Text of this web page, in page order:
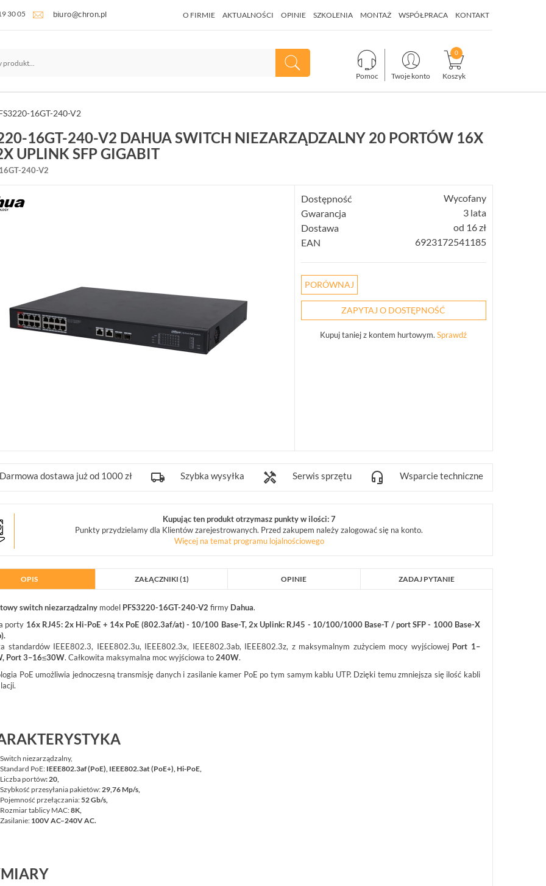
30 05 O FIRMIE AKTUALNOŚCI OPINIE SZKOLENIA MONTAŻ WSPÓŁPRACA KONTAKT
Pomoc Twoje konto Koszyk
16GT-240-V2
GIGABIT,...
BCS-P-NVR0801-4K(3)
16GT-240-V2 DAHUA SWITCH NIEZARZĄDZALNY 20 PORTÓW 16X
UPLINK SFP GIGABIT
240-V2
Dostępność
Wycofany
Gwarancja
3 lata
Dostawa
od 16 zł
EAN
6923172541185
PORÓWNAJ
ZAPYTAJ O DOSTĘPNOŚĆ
Kupuj taniej z kontem hurtowym.Sprawdź
Darmowa dostawa już od 1000 zł Szybka wysyłka Serwis sprzętu Wsparcie techniczne
Kupując ten produkt otrzymasz punkty w ilości: 7
Punkty przydzielamy dla Klientów zarejestrowanych. Przed zakupem należy zalogować się na konto.
Więcej na temat programu lojalnościowego
OPIS ZAŁĄCZNIKI (1) OPINIE ZADAJ PYTANIE
switch niezarządzalny model PFS3220-16GT-240-V2 firmy Dahua.
porty 16x RJ45: 2x Hi-PoE + 14x PoE (802.3af/at) - 10/100 Base-T, 2x Uplink: RJ45 - 10/100/1000 Base-T / port SFP - 1000 Base-X
standardów IEEE802.3, IEEE802.3u, IEEE802.3x, IEEE802.3ab, IEEE802.3z, z maksymalnym zużyciem mocy wyjściowej Port 1–
Port 3–16≤30W. Całkowita maksymalna moc wyjściowa to240W.
PoE umożliwia jednoczesną transmisję danych i zasilanie kamer PoE po tym samym kablu UTP. Dzięki temu zmniejsza się ilość kabli
Switch niezarządzalny,
Standard PoE: IEEE802.3af (PoE), IEEE802.3at (PoE+), Hi-PoE,
Liczba portów: 20,
Szybkość przesyłania pakietów:29,76 Mp/s,
Pojemność przełączania:52 Gb/s,
Rozmiar tablicy MAC:8K,
Zasilanie: 100V AC–240V AC.